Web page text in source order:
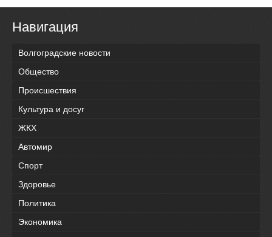
Навигация
Волгоградские новости
Общество
Происшествия
Культура и досуг
ЖКХ
Автомир
Спорт
Здоровье
Политика
Экономика